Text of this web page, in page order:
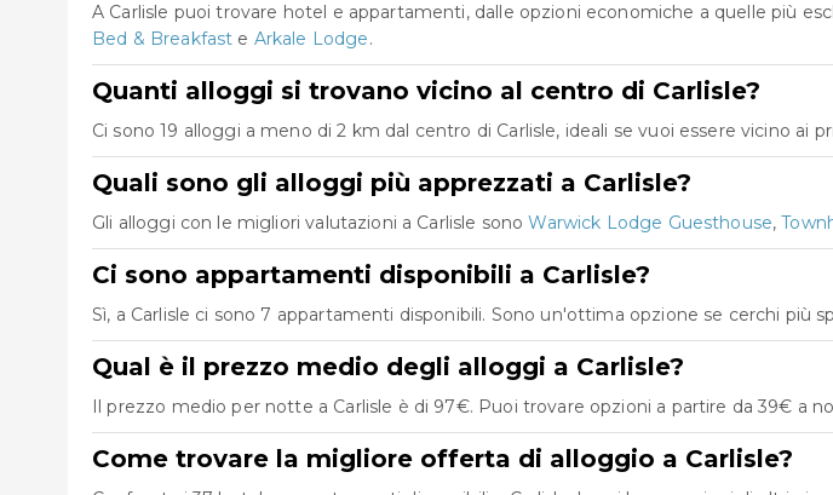
A Carlisle puoi trovare hotel e appartamenti, dalle opzioni economiche a quelle più
Bed & Breakfast e Arkale Lodge.
Quanti alloggi si trovano vicino al centro di Carlisle?
Ci sono 19 alloggi a meno di 2 km dal centro di Carlisle, ideali se vuoi essere vicino ai
Quali sono gli alloggi più apprezzati a Carlisle?
Gli alloggi con le migliori valutazioni a Carlisle sonoWarwick Lodge Guesthouse,
Ci sono appartamenti disponibili a Carlisle?
Sì, a Carlisle ci sono 7 appartamenti disponibili. Sono un'ottima opzione se cerchi più
Qual è il prezzo medio degli alloggi a Carlisle?
Il prezzo medio per notte a Carlisle è di 97€. Puoi trovare opzioni a partire da 39€ a
Come trovare la migliore offerta di alloggio a Carlisle?